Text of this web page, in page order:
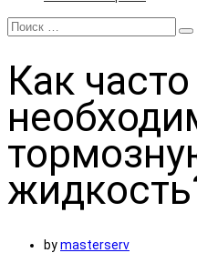
Как часто
bymasterserv